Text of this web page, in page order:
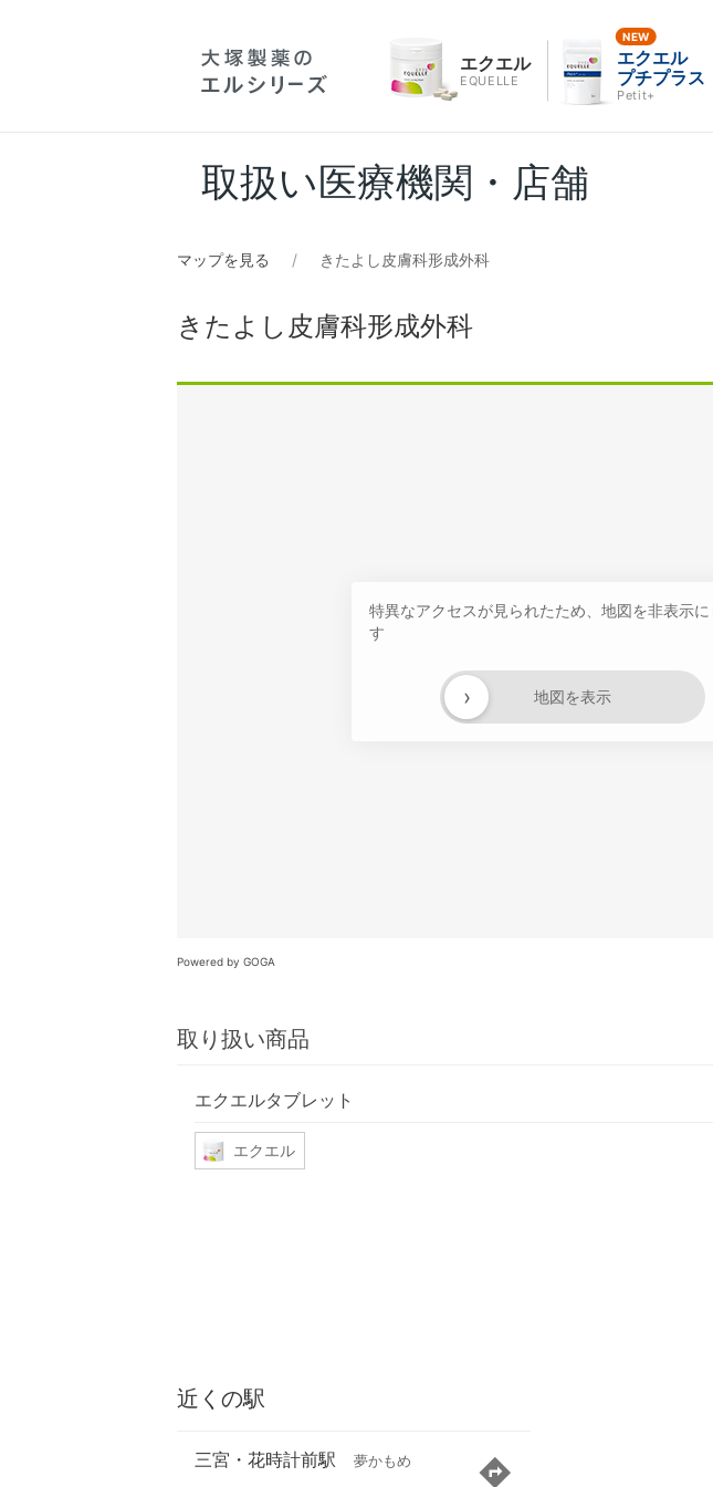
エクエル
EQUELLE
エクエル
プチプラス
Petit+
取扱い医療機関・店舗
マップを見る きたよし皮膚科形成外科
きたよし皮膚科形成外科
特異なアクセスが見られたため、地図を非表示に
す
地図を表示
›
Powered by GOGA
取り扱い商品
エクエルタブレット
エクエル
近くの駅
三宮・花時計前駅 夢かもめ